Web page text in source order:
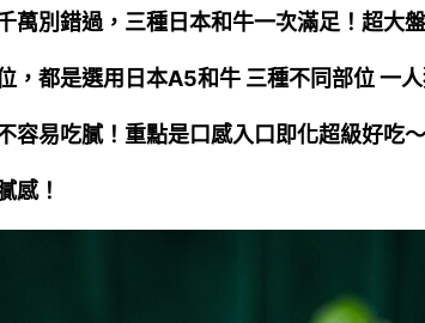
萬別錯過，三種日本和牛一次滿足！超大
，都是選用日本A5和牛 三種不同部位 一
容易吃膩！重點是口感入口即化超級好吃～
感！